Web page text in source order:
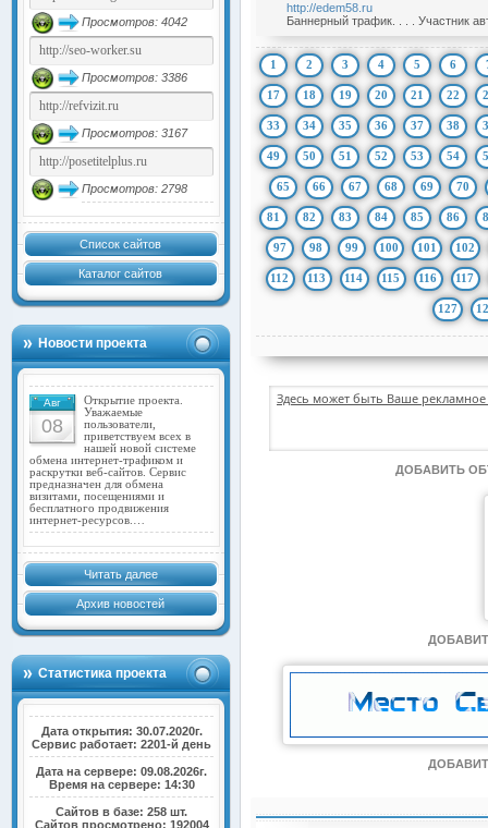
Просмотров: 4042
Просмотров: 3386
Просмотров: 3167
Просмотров: 2798
Список сайтов
Каталог сайтов
Новости проекта
Авг
08
Открытие проекта.
Уважаемые
пользователи,
приветствуем всех в
нашей новой системе
обмена интернет-трафиком и
раскрутки веб-сайтов. Сервис
предназначен для обмена
визитами, посещениями и
бесплатного продвижения
интернет-ресурсов.…
Читать далее
Архив новостей
Статистика проекта
Дата открытия: 30.07.2020г.
Сервис работает: 2201-й день
Дата на сервере: 09.08.2026г.
Время на сервере: 14:30
Сайтов в базе: 258 шт.
Сайтов просмотрено: 192004
http://edem58.ru
Баннерный трафик. . . . Участник
1 2 3 4 5 6
17 18 19 20 21 22
33 34 35 36 37 38
49 50 51 52 53 54
65 66 67 68 69 70
81 82 83 84 85 86
97 98 99 100 101 102
112 113 114 115 116 117
127
Здесь может быть Ваше
ДОБАВИТЬ